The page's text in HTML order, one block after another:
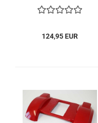
124,95 EUR